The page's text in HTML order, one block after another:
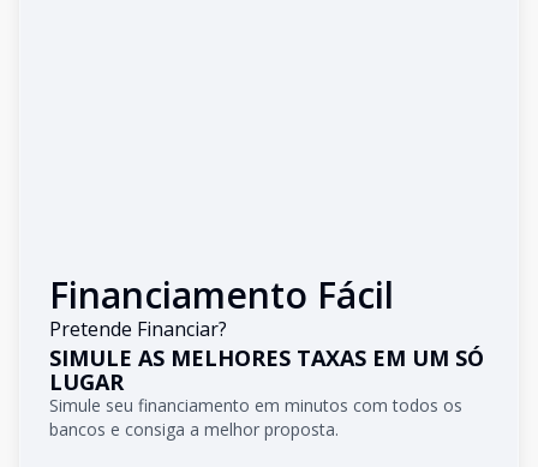
Financiamento Fácil
Pretende Financiar?
SIMULE AS MELHORES TAXAS EM UM SÓ
LUGAR
Simule seu financiamento em minutos com todos os
bancos e consiga a melhor proposta.